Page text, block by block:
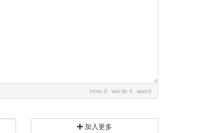
lines: 0 words: 0 saved
加入更多